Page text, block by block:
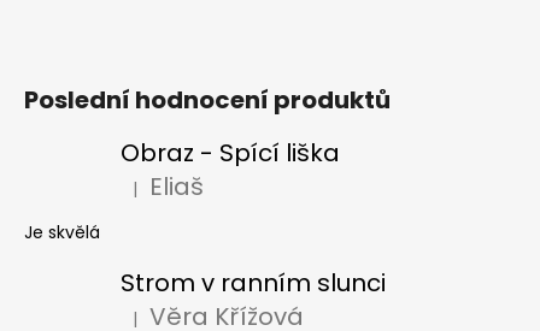
Poslední hodnocení produktů
Obraz - Spící liška
Hodnocení produktu je 5 z 5 hvězdiček.
| Eliaš
Je skvělá
Strom v ranním slunci
| Věra Křížová